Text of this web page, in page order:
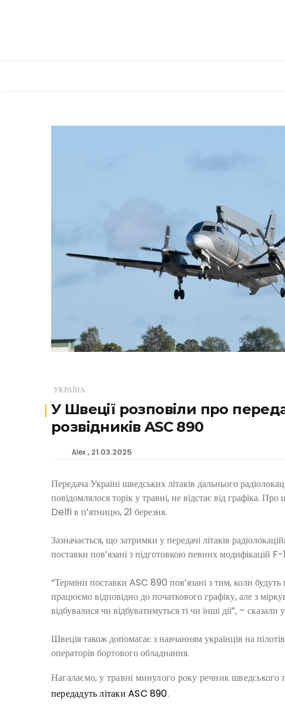
УКРАЇНА
У Швеції розповіли про
розвідників ASC 890
Alex 21.03.2025
Передача Україні шведських літаків дальнього
повідомлялося торік у травні, не відстає від графіка.
Delfi в п’ятницю, 21 березня.
Зазначається, що затримки у передачі літаків
поставки пов’язані з підготовкою певних модифікацій F-
“Терміни поставки ASC 890 пов’язані з тим, коли
працюємо відповідно до початкового графіку, але з
відбувалися чи відбуватимуться ті чи інші дії”, – сказали
Швеція також допомагає з навчанням українців на
операторів бортового обладнання.
Нагалаємо, у травні минулого року речник
передадуть літаки ASC 890.